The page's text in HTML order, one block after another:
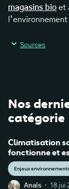
magasins bio et
Sources
07/
https://
de-palme-
Nos
catégorie
Climatisation
fonctionne et
Enjeux
Anais · 18 jui